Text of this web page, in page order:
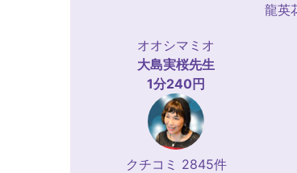
龍英
オオシマミオ
大島実桜先生
1分240円
クチコミ 2845件